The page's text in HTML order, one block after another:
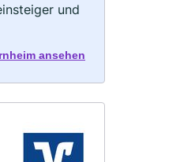
und
ansehen